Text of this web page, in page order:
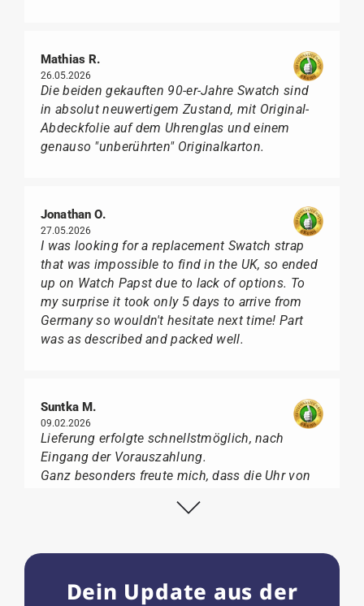
Mathias R.
26.05.2026
Die beiden gekauften 90-er-Jahre Swatch sind
in absolut neuwertigem Zustand, mit Original-
Abdeckfolie auf dem Uhrenglas und einem
genauso "unberührten" Originalkarton.
Jonathan O.
27.05.2026
I was looking for a replacement Swatch strap
that was impossible to find in the UK, so ended
up on Watch Papst due to lack of options. To
my surprise it took only 5 days to arrive from
Germany so wouldn't hesitate next time! Part
was as described and packed well.
Suntka M.
09.02.2026
Lieferung erfolgte schnellstmöglich, nach
Eingang der Vorauszahlung.
Ganz besonders freute mich, dass die Uhr von
geliefert wurde, sondern mit der gelben
Ich kann Watch Papst, wer Uhren von Citizen,
für seine professionelle Arbeit und tollen
Dein Update aus der